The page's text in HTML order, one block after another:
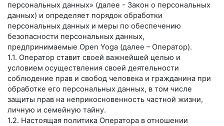
персональных данных» (далее - Закон о персональных
данных) и определяет порядок обработки
персональных данных и меры по обеспечению
безопасности персональных данных,
предпринимаемые Open Yoga (далее – Оператор).
1.1. Оператор ставит своей важнейшей целью и
условием осуществления своей деятельности
соблюдение прав и свобод человека и гражданина при
обработке его персональных данных, в том числе
защиты прав на неприкосновенность частной жизни,
личную и семейную тайну.
1.2. Настоящая политика Оператора в отношении